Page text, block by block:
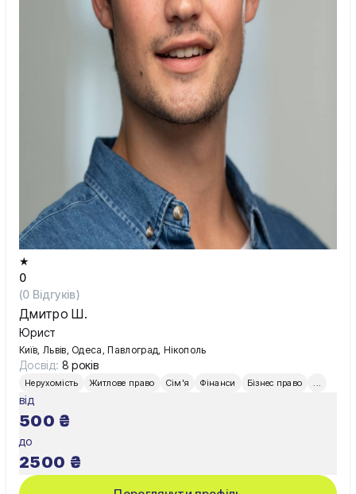
★
0
(0 Відгуків)
Дмитро Ш.
Юрист
Київ, Львів, Одеса, Павлоград, Нікополь
Досвід: 8 років
Нерухомість Житлове право Сім'я Фінанси Бізнес право ...
від
500 ₴
до
2500 ₴